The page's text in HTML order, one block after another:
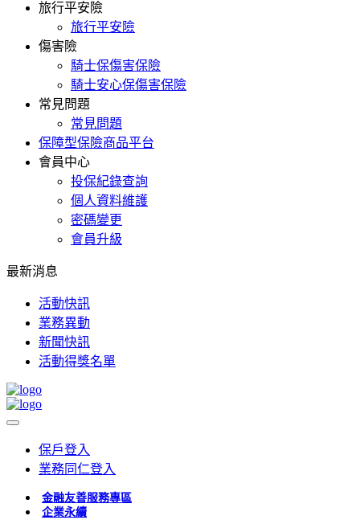
旅行平安險
旅行平安險
傷害險
騎士保傷害保險
騎士安心保傷害保險
常見問題
常見問題
保障型保險商品平台
會員中心
投保紀錄查詢
個人資料維護
密碼變更
會員升級
最新消息
活動快訊
業務異動
新聞快訊
活動得獎名單
保戶登入
業務同仁登入
金融友善服務專區
企業永續